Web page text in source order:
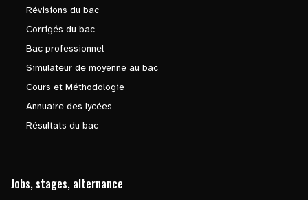
Révisions du bac
Corrigés du bac
Bac professionnel
Simulateur de moyenne au bac
Cours et Méthodologie
Annuaire des lycées
Résultats du bac
Jobs, stages, alternance